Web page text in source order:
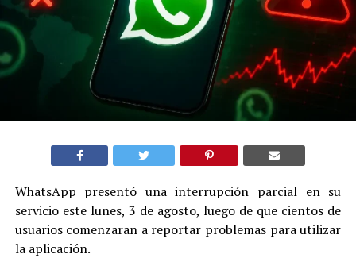
WhatsApp presentó una interrupción parcial en su
servicio este lunes, 3 de agosto, luego de que cientos de
usuarios comenzaran a reportar problemas para utilizar
la aplicación.